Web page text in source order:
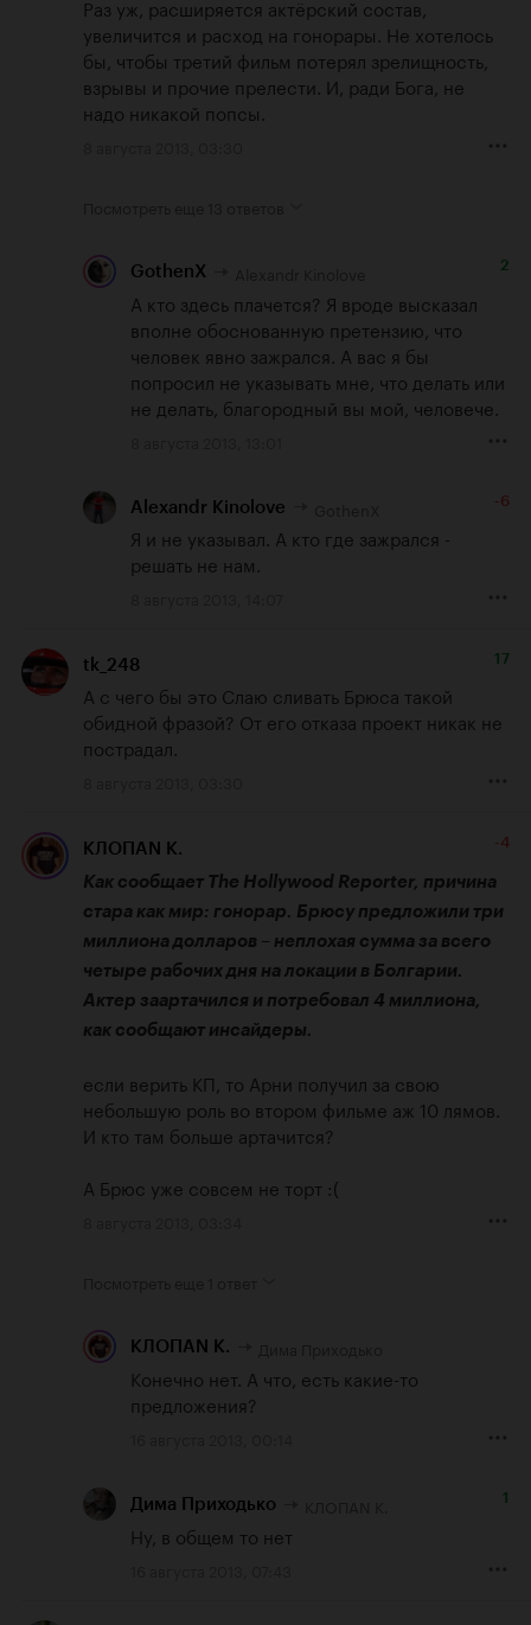
Раз уж, расширяется актёрский состав,
увеличится и расход на гонорары. Не хотелось
бы, чтобы третий фильм потерял зрелищность,
взрывы и прочие прелести. И, ради Бога, не
надо никакой попсы.
GothenX 2
А кто здесь плачется? Я вроде высказал
вполне обоснованную претензию, что
человек явно зажрался. А вас я бы
попросил не указывать мне, что делать или
не делать, благородный вы мой, человече.
Alexandr Kinolove -6
Я и не указывал. А кто где зажрался -
решать не нам.
tk_248 17
А с чего бы это Слаю сливать Брюса такой
обидной фразой? От его отказа проект никак не
пострадал.
КЛОПАN К. -4
Как сообщает The Hollywood Reporter, причина
стара как мир: гонорар. Брюсу предложили три
миллиона долларов – неплохая сумма за всего
четыре рабочих дня на локации в Болгарии.
Актер заартачился и потребовал 4 миллиона,
как сообщают инсайдеры.
если верить КП, то Арни получил за свою
небольшую роль во втором фильме аж 10 лямов.
И кто там больше артачится?
А Брюс уже совсем не торт :(
КЛОПАN К.
Конечно нет. А что, есть какие-то
предложения?
Дима Приходько 1
Ну, в общем то нет